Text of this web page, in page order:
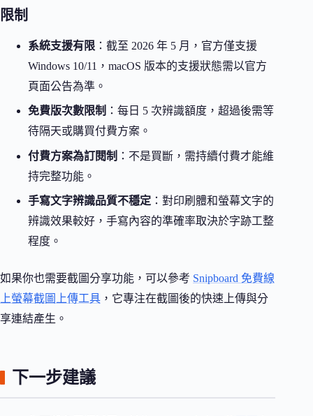
限制
系統支援有限 ：截至 2026 年 5 月，官方僅支援
Windows 10/11，macOS 版本的支援狀態需以官方
頁面公告為準。
免費版次數限制 ：每日 5 次辨識額度，超過後需等
待隔天或購買付費方案。
付費方案為訂閱制 ：不是買斷，需持續付費才能維
持完整功能。
手寫文字辨識品質不穩定 ：對印刷體和螢幕文字的
辨識效果較好，手寫內容的準確率取決於字跡工整
程度。
如果你也需要截圖分享功能，可以參考 Snipboard 免費線
上螢幕截圖上傳工具 ，它專注在截圖後的快速上傳與分
享連結產生。
下一步建議